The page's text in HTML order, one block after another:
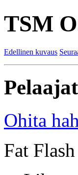
TSM
Edellinen kuvaus
Ohita
Fat